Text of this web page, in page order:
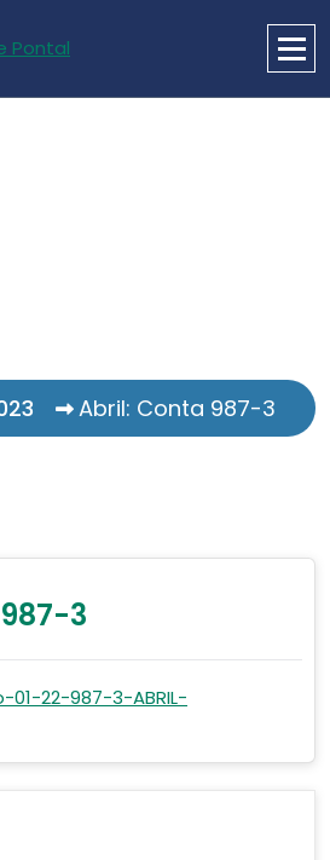
Abril: Conta 987-3
3
22-987-3-ABRIL-